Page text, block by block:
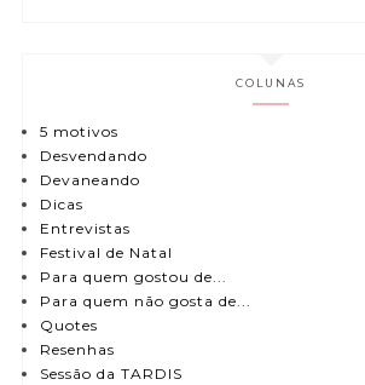
COLUNAS
5 motivos
Desvendando
Devaneando
Dicas
Entrevistas
Festival de Natal
Para quem gostou de...
Para quem não gosta de...
Quotes
Resenhas
Sessão da TARDIS